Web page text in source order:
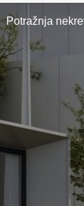
Potražnja